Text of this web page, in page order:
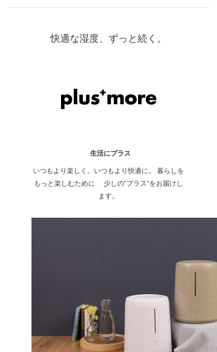
快適な湿度、ずっと続く。
生活にプラス
いつもより楽しく。いつもより快適に。 暮らしを
もっと楽しむために 少しの”プラス”をお届けし
ます。